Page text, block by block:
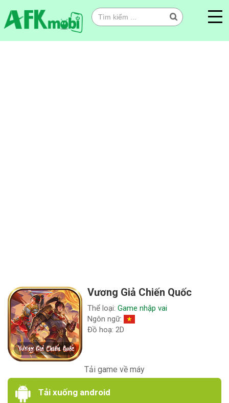
Vương Giả Chiến Quốc
Thể loại:Game nhập vai
Ngôn ngữ:
Đồ hoạ: 2D
Tải game về máy
Tải xuống android